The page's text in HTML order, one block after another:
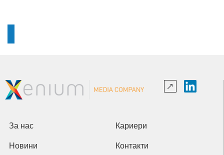
За нас Кариери
Новини Контакти